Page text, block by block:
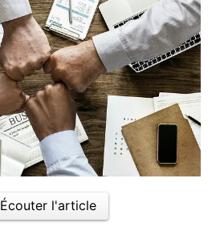
Écouter l'article